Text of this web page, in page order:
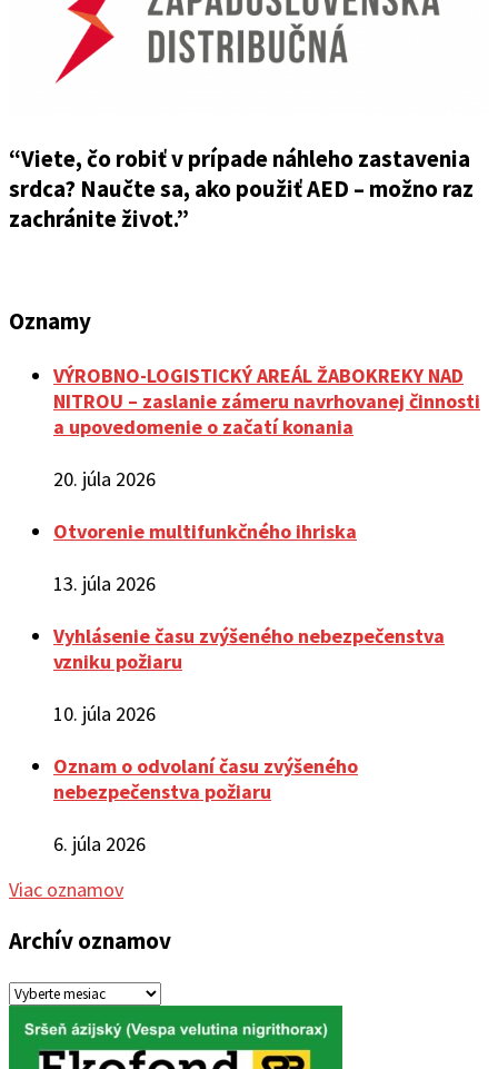
“Viete, čo robiť v prípade náhleho zastavenia
srdca? Naučte sa, ako použiť AED – možno raz
zachránite život.”
Oznamy
VÝROBNO-LOGISTICKÝ AREÁL ŽABOKREKY NAD
NITROU – zaslanie zámeru navrhovanej činnosti
a upovedomenie o začatí konania
20. júla 2026
Otvorenie multifunkčného ihriska
13. júla 2026
Vyhlásenie času zvýšeného nebezpečenstva
vzniku požiaru
10. júla 2026
Oznam o odvolaní času zvýšeného
nebezpečenstva požiaru
6. júla 2026
Viac oznamov
Archív oznamov
Archív
oznamov